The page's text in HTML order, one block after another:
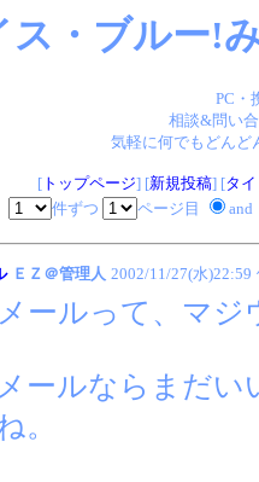
ス・ブルー!
PC・
相談&問い
気軽に何でもどん
[トップページ] [新規投稿] [タ
件ずつ
ページ目 and
ＥＺ＠管理人 2002/11/27(水)22:59
ールって、マジ
ールならまだ
。